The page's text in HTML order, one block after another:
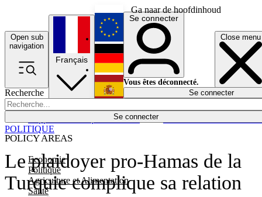
Ga naar de hoofdinhoud
Open sub
navigation
Close menu
Recherche
Se connecter
POLICY AREAS
Economie
Politique
Agriculture et Alimentation
Santé
Économie
Français
English
Deutsch
Español
Se connecter
Vous êtes déconnecté.
Se connecter
Le plaidoyer pro-Hamas de la
Turquie complique sa relation
POLITIQUE